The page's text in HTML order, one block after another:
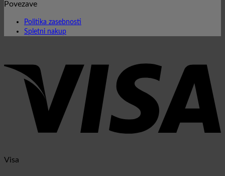
Povezave
Politika zasebnosti
Spletni nakup
Visa